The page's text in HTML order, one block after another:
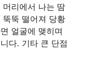
머리에서 나는 땀
뚝뚝 떨어져 당황
얼굴에 맺히며
다. 기타 큰 단점